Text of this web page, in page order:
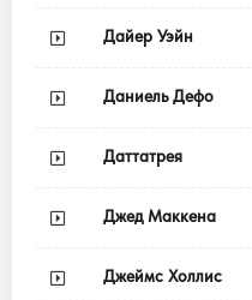
Дайер Уэйн
Даниель Дефо
Даттатрея
Джед Маккена
Джеймс Холлис